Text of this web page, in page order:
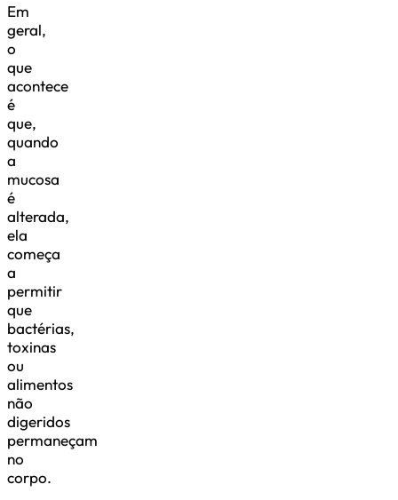
Em
geral,
o
que
acontece
é
que,
quando
a
mucosa
é
alterada,
ela
começa
a
permitir
que
bactérias,
toxinas
ou
alimentos
não
digeridos
permaneçam
no
corpo.